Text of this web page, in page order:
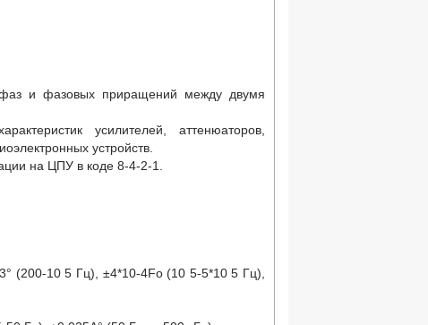
фаз и фазовых приращений между двумя
усилителей, аттенюаторов,
устройств.
на ЦПУ в коде 8-4-2-1.
(200-105 Гц), ±4*10-4Fo (10 5-5*105 Гц),